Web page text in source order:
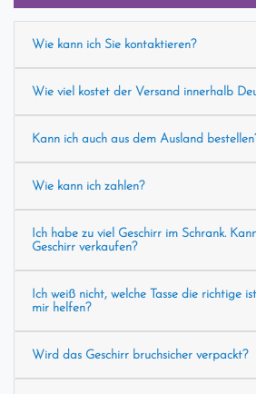
Wie kann ich Sie kontaktieren?
Wie viel kostet der Versand innerhalb
Kann ich auch aus dem Ausland
Wie kann ich zahlen?
Ich habe zu viel Geschirr im Schrank.
Geschirr verkaufen?
Ich weiß nicht, welche Tasse die richtige
mir helfen?
Wird das Geschirr bruchsicher verpackt?